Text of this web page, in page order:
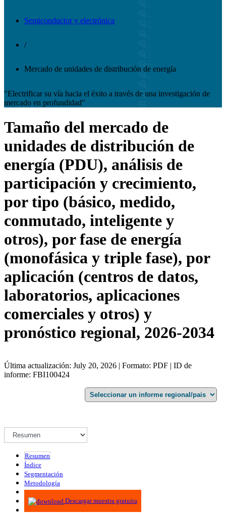
Semiconductor y electrónica
/
Mercado de unidades de distribución de energía
"Electrificar su vía hacia el éxito a través de una investigación de
mercado en profundidad"
Tamaño del mercado de
unidades de distribución de
energía (PDU), análisis de
participación y crecimiento,
por tipo (básico, medido,
conmutado, inteligente y
otros), por fase de energía
(monofásica y triple fase), por
aplicación (centros de datos,
laboratorios, aplicaciones
comerciales y otros) y
pronóstico regional, 2026-2034
Última actualización: July 20, 2026 | Formato: PDF | ID de
informe: FBI100424
Resumen
Índice
Segmentación
Metodología
Infografías
Descargar muestra gratuita